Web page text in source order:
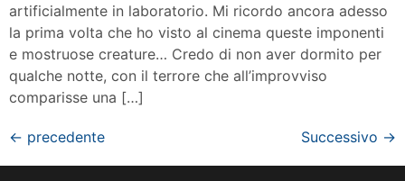
artificialmente in laboratorio. Mi ricordo ancora adesso
la prima volta che ho visto al cinema queste imponenti
e mostruose creature… Credo di non aver dormito per
qualche notte, con il terrore che all’improvviso
comparisse una […]
← precedente Successivo →